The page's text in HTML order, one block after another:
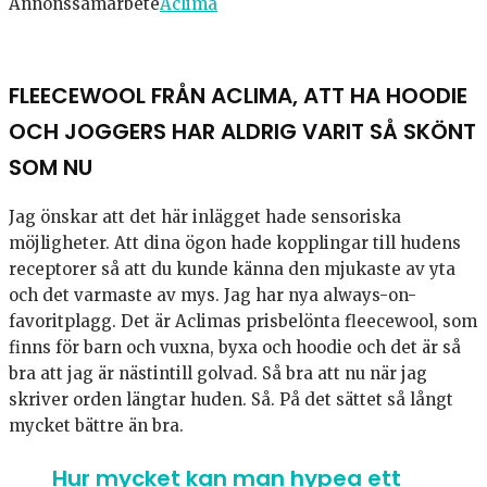
AnnonssamarbeteAclima
FLEECEWOOL FRÅN ACLIMA, ATT HA HOODIE
OCH JOGGERS HAR ALDRIG VARIT SÅ SKÖNT
SOM NU
Jag önskar att det här inlägget hade sensoriska
möjligheter. Att dina ögon hade kopplingar till hudens
receptorer så att du kunde känna den mjukaste av yta
och det varmaste av mys. Jag har nya always-on-
favoritplagg. Det är Aclimas prisbelönta fleecewool, som
finns för barn och vuxna, byxa och hoodie och det är så
bra att jag är nästintill golvad. Så bra att nu när jag
skriver orden längtar huden. Så. På det sättet så långt
mycket bättre än bra.
Hur mycket kan man hypea ett